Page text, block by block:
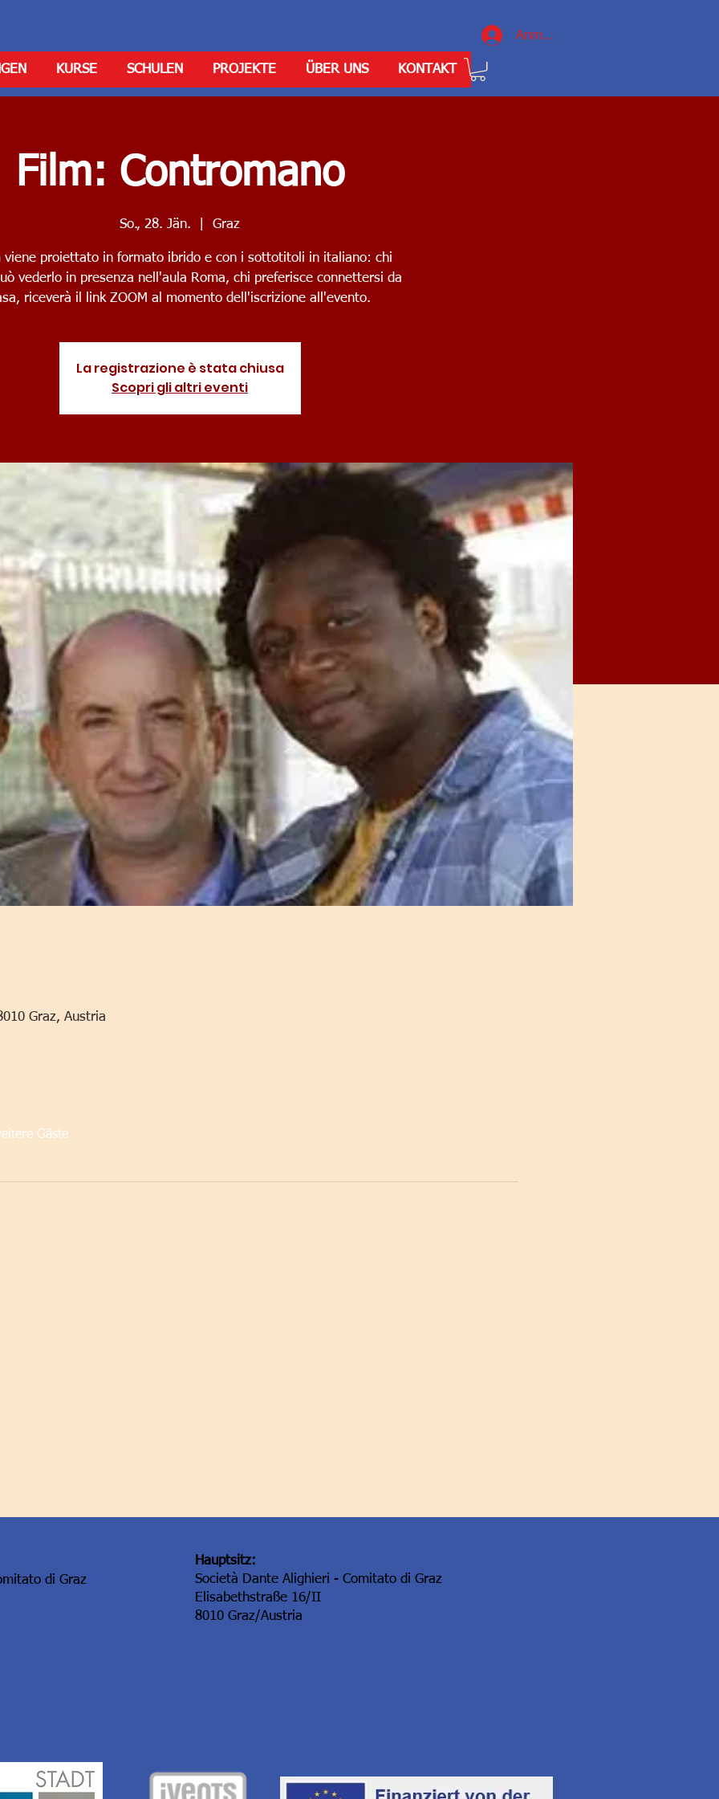
Anmelden
KURSE SCHULEN PROJEKTE ÜBER UNS KONTAKT
Film: Contromano
So., 28. Jän. Graz
viene proiettato in formato ibrido e con i sottotitoli in italiano: chi
vederlo in presenza nell'aula Roma, chi preferisce connettersi da
riceverà il link ZOOM al momento dell'iscrizione all'evento.
La registrazione è stata chiusa
Scopri gli altri eventi
Graz, Austria
Gäste
di Graz
Hauptsitz:
Società Dante Alighieri - Comitato di Graz
Elisabethstraße 16/II
8010 Graz/Austria